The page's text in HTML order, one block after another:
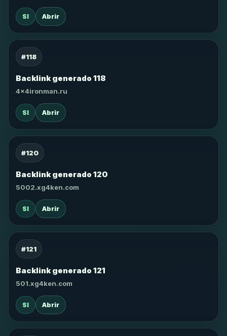
SI Abrir
#118
Backlink generado 118
4x4ironman.ru
SI Abrir
#120
Backlink generado 120
5002.xg4ken.com
SI Abrir
#121
Backlink generado 121
501.xg4ken.com
SI Abrir